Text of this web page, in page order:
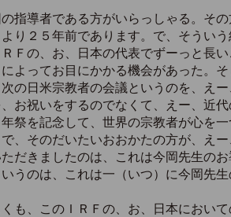
導者である方がいらっしゃる。そ
り２５年前であります。で、そうい
Ｆの、お、日本の代表でずーっと長
よってお目にかかる機会があった。
の日米宗教者の会議というのを、え
お祝いをするのでなくて、えー、近
祭を記念して、世界の宗教者が心を
そのだいたいおおかたの方が、え
だきましたのは、これは今岡先生の
うのは、これは一（いつ）に今岡先
、このＩＲＦの、お、日本において